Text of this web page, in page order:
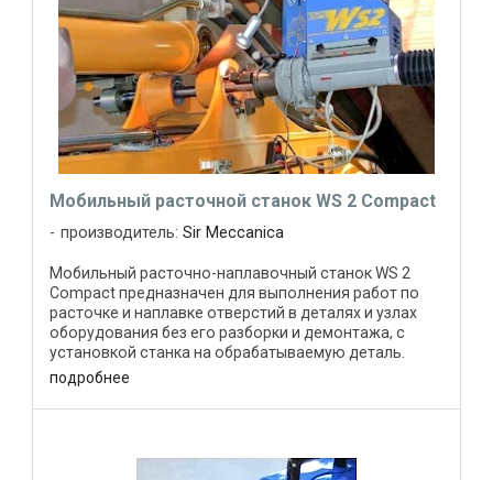
Мобильный расточной станок WS 2 Compact
производитель: Sir Meccanica
Мобильный расточно-наплавочный станок WS 2
Compact предназначен для выполнения работ по
расточке и наплавке отверстий в деталях и узлах
оборудования без его разборки и демонтажа, с
установкой станка на обрабатываемую деталь.
Станок WS 2 Compact это ...
подробнее